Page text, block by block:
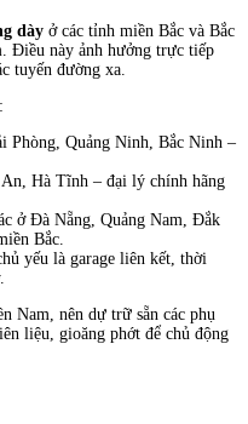
dày ở các tỉnh miền Bắc và Bắc
Điều này ảnh hưởng trực tiếp
tuyến đường xa.
Phòng, Quảng Ninh, Bắc Ninh –
Hà Tĩnh – đại lý chính hãng
ở Đà Nẵng, Quảng Nam, Đắk
Bắc.
yếu là garage liên kết, thời
Nam, nên dự trữ sẵn các phụ
liệu, gioăng phớt để chủ động